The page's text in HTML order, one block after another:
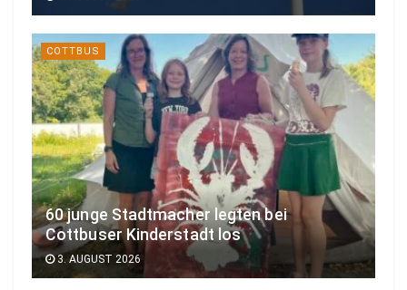
COTTBUS
60 junge Stadtmacher legten bei
Cottbuser Kinderstadt los
3. AUGUST 2026